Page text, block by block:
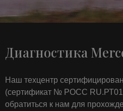
Диагностика
Наш техцентр
(сертификат № РОСС
обратиться к нам для